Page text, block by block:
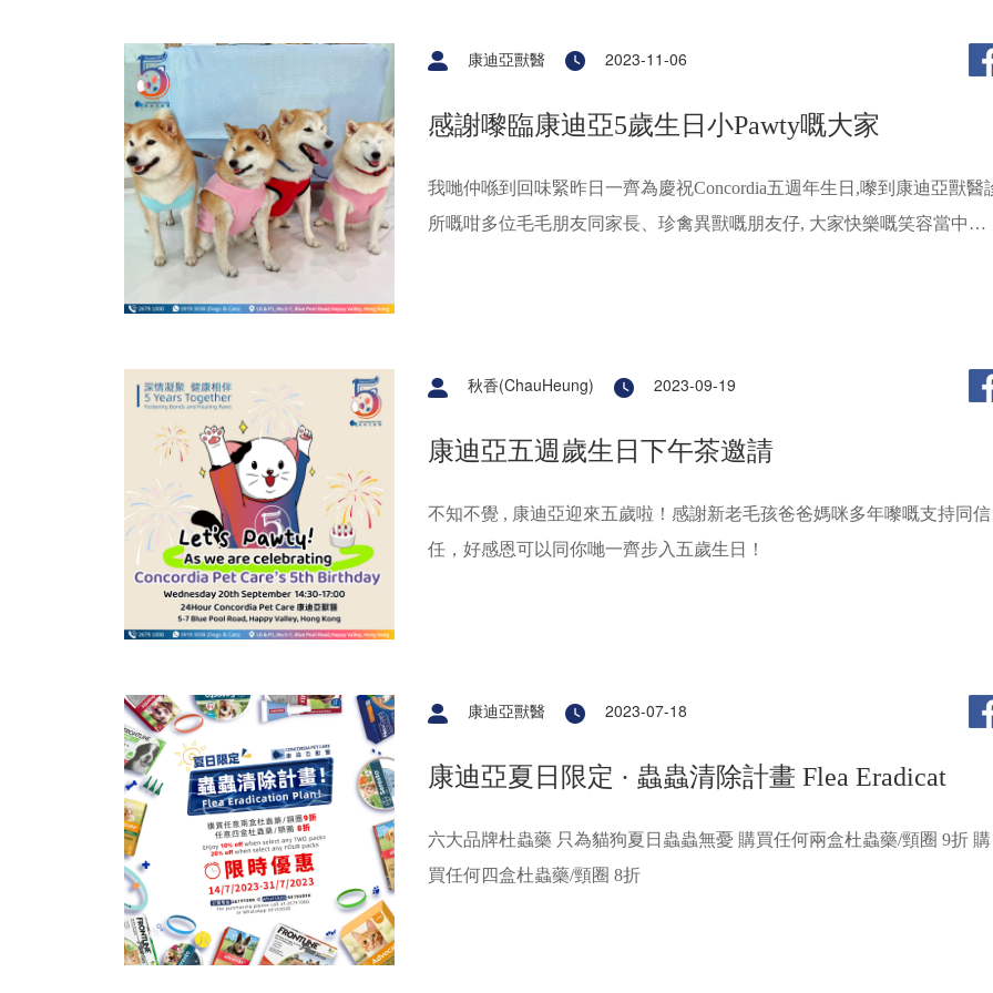
康迪亞獸醫 2023-11-06
感謝嚟臨康迪亞5歲生日小Pawty嘅大家
我哋仲喺到回味緊昨日一齊為慶祝Concordia五週年生日,嚟到康迪亞獸醫
所嘅咁多位毛毛朋友同家長、珍禽異獸嘅朋友仔, 大家快樂嘅笑容當中，
秋香(ChauHeung) 2023-09-19
康迪亞五週歲生日下午茶邀請
不知不覺 , 康迪亞迎來五歲啦！感謝新老毛孩爸爸媽咪多年嚟嘅支持同信
任，好感恩可以同你哋一齊步入五歲生日！
康迪亞獸醫 2023-07-18
康迪亞夏日限定 · 蟲蟲清除計畫 Flea Eradicat
六大品牌杜蟲藥 只為貓狗夏日蟲蟲無憂 購買任何兩盒杜蟲藥/頸圈 9折 購
買任何四盒杜蟲藥/頸圈 8折